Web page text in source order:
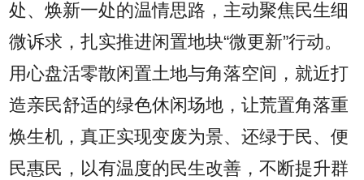
处、焕新一处的温情思路，主动聚焦民生细
微诉求，扎实推进闲置地块“微更新”行动。
用心盘活零散闲置土地与角落空间，就近打
造亲民舒适的绿色休闲场地，让荒置角落重
焕生机，真正实现变废为景、还绿于民、便
民惠民，以有温度的民生改善，不断提升群